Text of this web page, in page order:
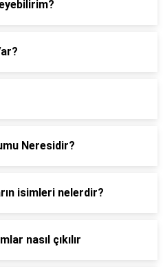
Neresidir?
isimleri nelerdir?
nasıl çıkılır